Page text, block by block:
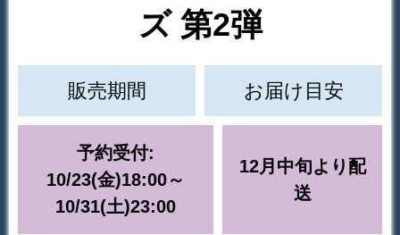
ズ 第2弾
販売期間 お届け目安
予約受付:
10/23(金)18:00～
10/31(土)23:00
12月中旬より配
送